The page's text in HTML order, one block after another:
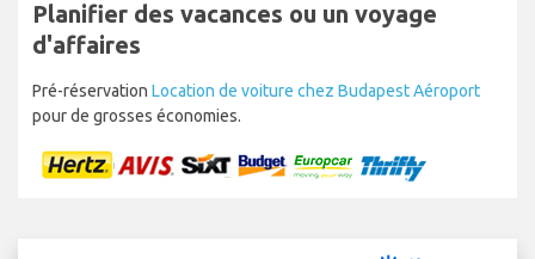
Planifier des vacances ou un voyage
d'affaires
Pré-réservation Location de voiture chez Budapest Aéroport
pour de grosses économies.